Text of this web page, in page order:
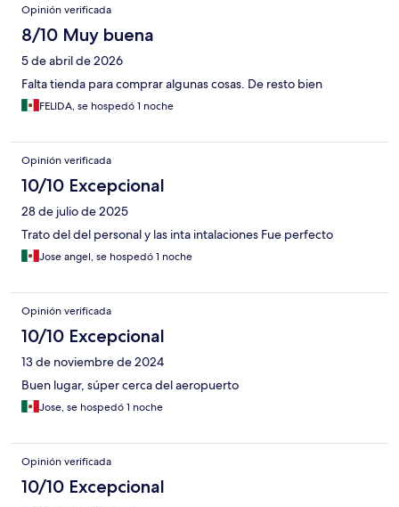
Opinión verificada
8/10 Muy buena
5 de abril de 2026
Falta tienda para comprar algunas cosas. De resto bien
FELIDA, se hospedó 1 noche
Opinión verificada
10/10 Excepcional
28 de julio de 2025
Trato del del personal y las inta intalaciones Fue perfecto
Jose angel, se hospedó 1 noche
Opinión verificada
10/10 Excepcional
13 de noviembre de 2024
Buen lugar, súper cerca del aeropuerto
Jose, se hospedó 1 noche
Opinión verificada
10/10 Excepcional